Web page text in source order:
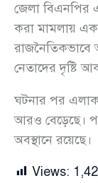
জেলা বিএনপির
করা মামলায়
রাজনৈতিকভাবে
নেতাদের দৃষ্টি
ঘটনার পর
আরও বেড়েছে।
অবস্থানে রয়েছে।
Views: